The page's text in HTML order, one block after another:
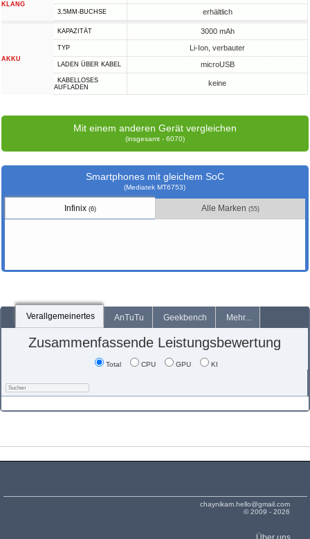
KLANG
3,5MM-BUCHSE erhältlich
AKKU
KAPAZITÄT 3000 mAh
TYP Li-Ion, verbauter
LADEN ÜBER KABEL microUSB
KABELLOSES
AUFLADEN
keine
Mit einem anderen Gerät vergleichen
(insgesamt - 6070)
Smartphones mit gleichem SoC
(Mediatek MT6753)
Infinix (6) Alle Marken (55)
Verallgemeinertes AnTuTu Geekbench Mehr...
Zusammenfassende Leistungsbewertung
Total CPU GPU KI
chaynikam.hello@gmail.com
© 2009 - 2026